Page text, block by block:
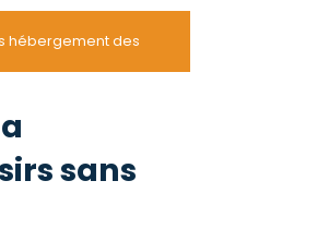
hébergement des
sans